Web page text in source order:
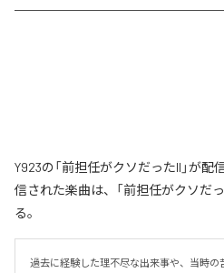
Y923の「前担任がクソだったII」が
信された楽曲は、「前担任がクソだ
る。
過去に経験した理不尽な出来事や、当時